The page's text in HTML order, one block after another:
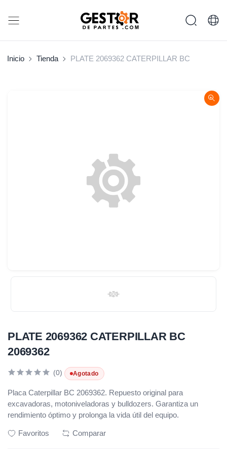
Inicio Tienda PLATE 2069362 CATERPILLAR BC
PLATE 2069362 CATERPILLAR BC
2069362
(0) Agotado
Placa Caterpillar BC 2069362. Repuesto original para
excavadoras, motoniveladoras y bulldozers. Garantiza un
rendimiento óptimo y prolonga la vida útil del equipo.
Favoritos Comparar